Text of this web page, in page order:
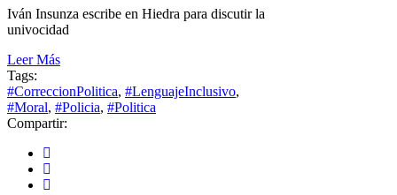
Iván Insunza escribe en Hiedra para discutir la
univocidad
Leer Más
Tags:
#CorreccionPolitica, #LenguajeInclusivo,
#Moral, #Policia, #Politica
Compartir: